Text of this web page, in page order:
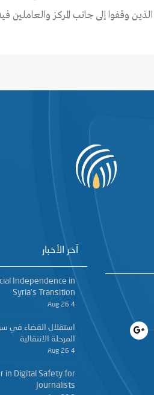
وقفوا إلى جانب المركز والعاملين
آخر الأخبار
Independence in
Syria’s Transition
4 Aug 26
استقلال القضاء في
المرحلة الانتقالية
4 Aug 26
in Digital Safety for
Journalists